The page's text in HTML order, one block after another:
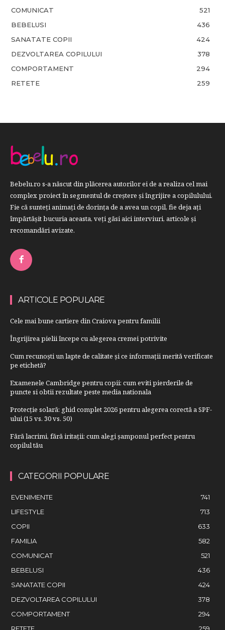
COMUNICAT
521
BEBELUSI
436
SANATATE COPII
424
DEZVOLTAREA COPILULUI
378
COMPORTAMENT
294
RETETE
259
Bebelu.ro s-a născut din plăcerea autorilor ei de a realiza cel mai
complex proiect în segmentul de creştere şi îngrijire a copilulului.
Fie că sunteţi animaţi de dorinţa de a avea un copil, fie deja aţi
împărtăşit bucuria aceasta, veți găsi aici interviuri, articole şi
recomandări avizate.
ARTICOLE POPULARE
Cele mai bune cartiere din Craiova pentru familii
Îngrijirea pielii începe cu alegerea cremei potrivite
Cum recunoști un lapte de calitate și ce informații merită verificate
pe etichetă?
Examenele Cambridge pentru copii: cum eviti pierderile de
puncte si obtii rezultate peste media nationala
Protecție solară: ghid complet 2026 pentru alegerea corectă a SPF-
ului (15 vs. 30 vs. 50)
Fără lacrimi, fără iritații: cum alegi șamponul perfect pentru
copilul tău
CATEGORII POPULARE
EVENIMENTE
741
LIFESTYLE
713
COPII
633
FAMILIA
582
COMUNICAT
521
BEBELUSI
436
SANATATE COPII
424
DEZVOLTAREA COPILULUI
378
COMPORTAMENT
294